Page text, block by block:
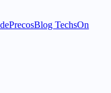
PrecosBlog TechsOn